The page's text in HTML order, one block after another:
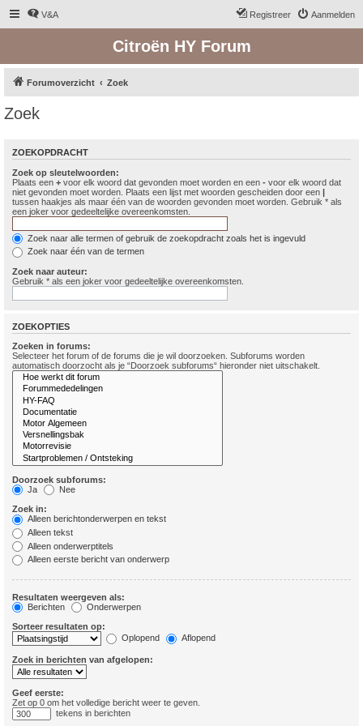
V&A Aanmelden
Registreer
Citroën HY Forum
Forumoverzicht Zoek
Zoek
ZOEKOPDRACHT
Zoek op sleutelwoorden:
Plaats een + voor elk woord dat gevonden moet worden en een - voor elk woord dat
niet gevonden moet worden. Plaats een lijst met woorden gescheiden door een |
tussen haakjes als maar één van de woorden gevonden moet worden. Gebruik * als
een joker voor gedeeltelijke overeenkomsten.
Zoek naar alle termen of gebruik de zoekopdracht zoals het is ingevuld
Zoek naar één van de termen
Zoek naar auteur:
Gebruik * als een joker voor gedeeltelijke overeenkomsten.
ZOEKOPTIES
Zoeken in forums:
Selecteer het forum of de forums die je wil doorzoeken. Subforums worden
automatisch doorzocht als je “Doorzoek subforums“ hieronder niet uitschakelt.
Doorzoek subforums:
Ja
Nee
Zoek in:
Alleen berichtonderwerpen en tekst
Alleen tekst
Alleen onderwerptitels
Alleen eerste bericht van onderwerp
Resultaten weergeven als:
Berichten
Onderwerpen
Sorteer resultaten op:
Oplopend
Aflopend
Zoek in berichten van afgelopen:
Geef eerste:
Zet op 0 om het volledige bericht weer te geven.
tekens in berichten